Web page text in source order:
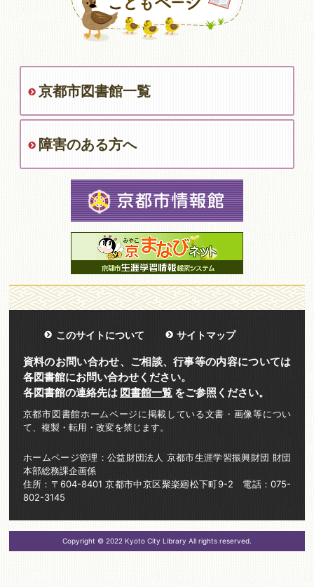
京都市図書館一覧
障害のある方へ
このサイトについて サイトマップ
資料のお問い合わせ、ご相談、行事等の内容については
各図書館にお問い合わせください。
各図書館の連絡先は 図書館一覧をご参照ください。
京都市図書館ホームページに掲載している文書・画像等につい
て、複製・転用・改変を禁じます。
ホームページ管理：公益財団法人 京都市生涯学習振興財団 財団
本部総務課企画係
住所：〒604-8401 京都市中京区聚楽廻松下町9-2 電話：075-
802-3145
Copyright © 2022 Kyoto City Library All rights reserved.